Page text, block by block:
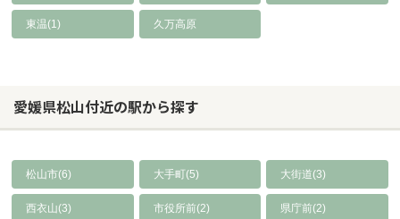
東温(1) 久万高原
愛媛県松山付近の駅から探す
松山市(6) 大手町(5) 大街道(3)
西衣山(3) 市役所前(2) 県庁前(2)